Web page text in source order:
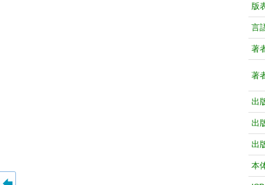
版
言
著
著
出
出
出
本